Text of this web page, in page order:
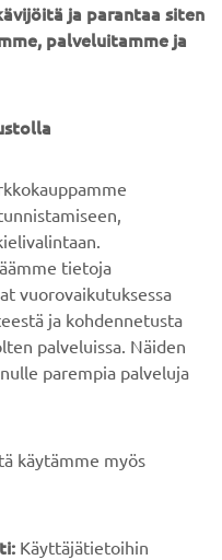
ja parantaa siten
palveluitamme ja
tietoja
vuorovaikutuksessa
ja kohdennetusta
palveluissa. Näiden
parempia palveluja
käytämme myös
Käyttäjätietoihin